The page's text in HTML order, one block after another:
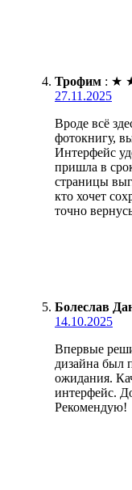
Трофим : ★
27.11.2025
Вроде всё
фотокнигу,
Интерфейс
пришла в
страницы
кто хочет
точно
Болеслав
14.10.2025
Впервые
дизайна был
ожидания.
интерфейс.
Рекомендую!